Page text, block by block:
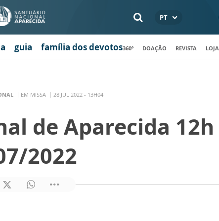
PT
guia família dos devotos360º DOAÇÃO REVISTA LOJA
EM MISSA 28 JUL 2022 - 13H04
de Aparecida 12h
2022